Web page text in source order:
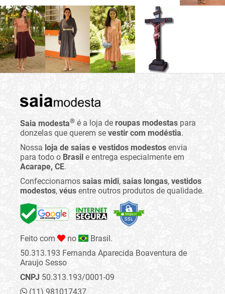
Saia modesta® é a loja de roupas modestas para
donzelas que querem se vestir com modéstia.
Nossa loja de saias e vestidos modestos envia
para todo o Brasil e entrega especialmente em
Acarape, CE.
Confeccionamos saias midi, saias longas, vestidos
modestos, véus entre outros produtos de qualidade.
Feito com no
Brasil.
50.313.193 Fernanda Aparecida Boaventura de
Araujo Sesso
CNPJ 50.313.193/0001-09
(11) 981017437